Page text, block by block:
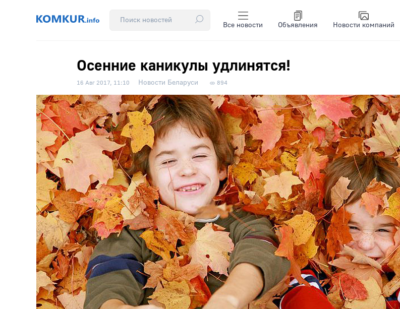
Все новости Объявления Новости компаний
Осенние каникулы удлинятся!
16 Авг 2017, 11:10 Новости Беларуси 894